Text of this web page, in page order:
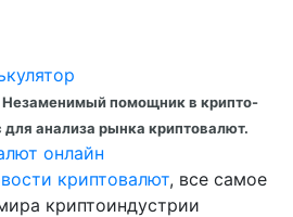
Незаменимый помощник в крипто-
для анализа рынка криптовалют.
онлайн
криптовалют, все самое
криптоиндустрии